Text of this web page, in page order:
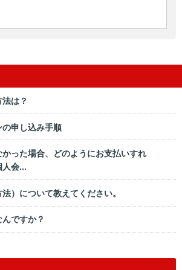
は？
申し込み手順
った場合、どのようにお支払いすれ
人会...
）について教えてください。
ですか？